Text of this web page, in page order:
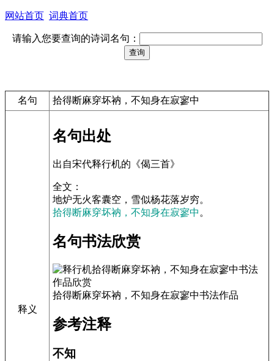
网站首页 词典首页
请输入您要查询的诗词名句：
名句 拾得断麻穿坏衲，不知身在寂寥中
释义
名句出处
出自宋代释行机的《偈三首》
全文：
地炉无火客囊空，雪似杨花落岁穷。
拾得断麻穿坏衲，不知身在寂寥中 。
名句书法欣赏
拾得断麻穿坏衲，不知身在寂寥中书法作品
参考注释
不知